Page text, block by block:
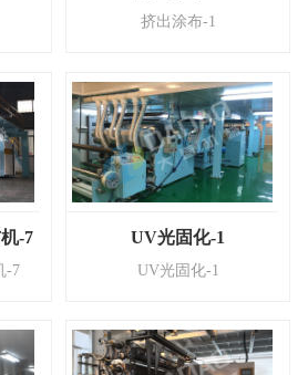
挤出涂布-1
-7
-7
UV光固化-1
UV光固化-1